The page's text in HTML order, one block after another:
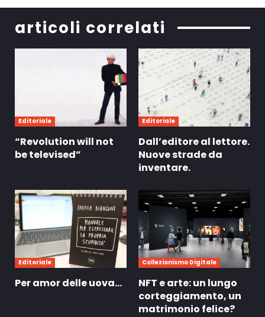
articoli correlati
Editoriale
“Revolution will not
be televised”
Editoriale
Dall’editore al lettore.
Nuove strade da
inventare.
Editoriale
Per amor delle uova…
Collezionismo Digitale
NFT e arte: un lungo
corteggiamento, un
matrimonio felice?